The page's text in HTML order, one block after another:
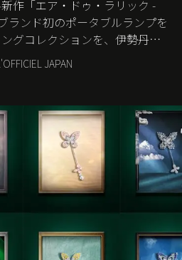
作「エア・ドゥ・ラリック -
ランド初のポータブルランプを
グコレクションを、伊勢丹新
プで世界に先駆けて発売す
JAPAN